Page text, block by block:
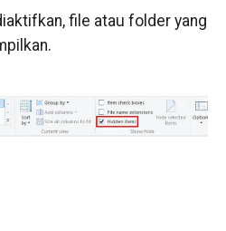
file atau folder yang